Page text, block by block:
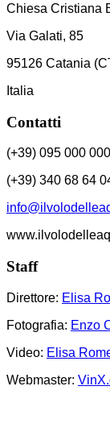
Chiesa Cristiana
Via Galati, 85
95126 Catania
Italia
Contatti
(+39) 095 000
(+39) 340 68 64
Staff
Direttore: Elisa
Fotografia: Enzo
Video: Elisa
Webmaster: